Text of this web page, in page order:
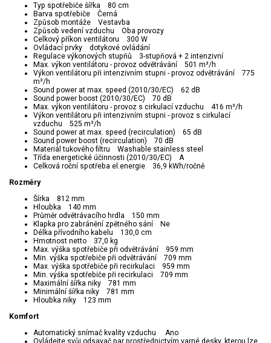
Typ spotřebiče šířka 80 cm
Barva spotřebiče Černá
Způsob montáže Vestavba
Způsob vedení vzduchu Oba provozy
Celkový příkon ventilátoru 300 W
Ovládací prvky dotykové ovládání
Regulace výkonových stupňů 3-stupňová + 2 intenzivní
Max. výkon ventilátoru - provoz odvětrávání 501 m³/h
Výkon ventilátoru při intenzivním stupni - provoz odvětrávání 775
m³/h
Sound power at max. speed (2010/30/EC) 62 dB
Sound power boost (2010/30/EC) 70 dB
Max. výkon ventilátoru - provoz s cirkulací vzduchu 416 m³/h
Výkon ventilátoru při intenzivním stupni - provoz s cirkulací
vzduchu 525 m³/h
Sound power at max. speed (recirculation) 65 dB
Sound power boost (recirculation) 70 dB
Materiál tukového filtru Washable stainless steel
Třída energetické účinnosti (2010/30/EC) A
Celková roční spotřeba el.energie 36,9 kWh/ročně
Rozměry
Šírka 812 mm
Hloubka 140 mm
Průměr odvětrávacího hrdla 150 mm
Klapka pro zabránění zpětného sání Ne
Délka přívodního kabelu 130,0 cm
Hmotnost netto 37,0 kg
Max. výška spotřebiče při odvětrávání 959 mm
Min. výška spotřebiče při odvětrávání 709 mm
Max. výška spotřebiče při recirkulaci 959 mm
Min. výška spotřebiče při recirkulaci 709 mm
Maximální šířka niky 781 mm
Minimální šířka niky 781 mm
Hloubka niky 123 mm
Komfort
Automatický snímač kvality vzduchu Ano
Ovládejte svůj odsavač par prostřednictvím varné desky, kterou lze